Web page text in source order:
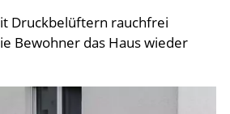
Druckbelüftern rauchfrei
Bewohner das Haus wieder